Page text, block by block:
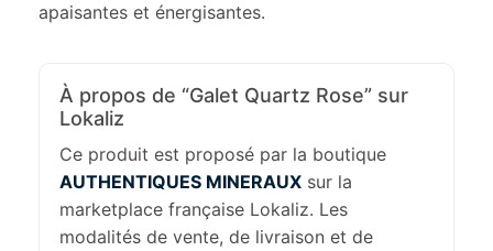
apaisantes et énergisantes.
À propos de “Galet Quartz Rose” sur
Lokaliz
Ce produit est proposé par la boutique
AUTHENTIQUES MINERAUX sur la
marketplace française Lokaliz. Les
modalités de vente, de livraison et de